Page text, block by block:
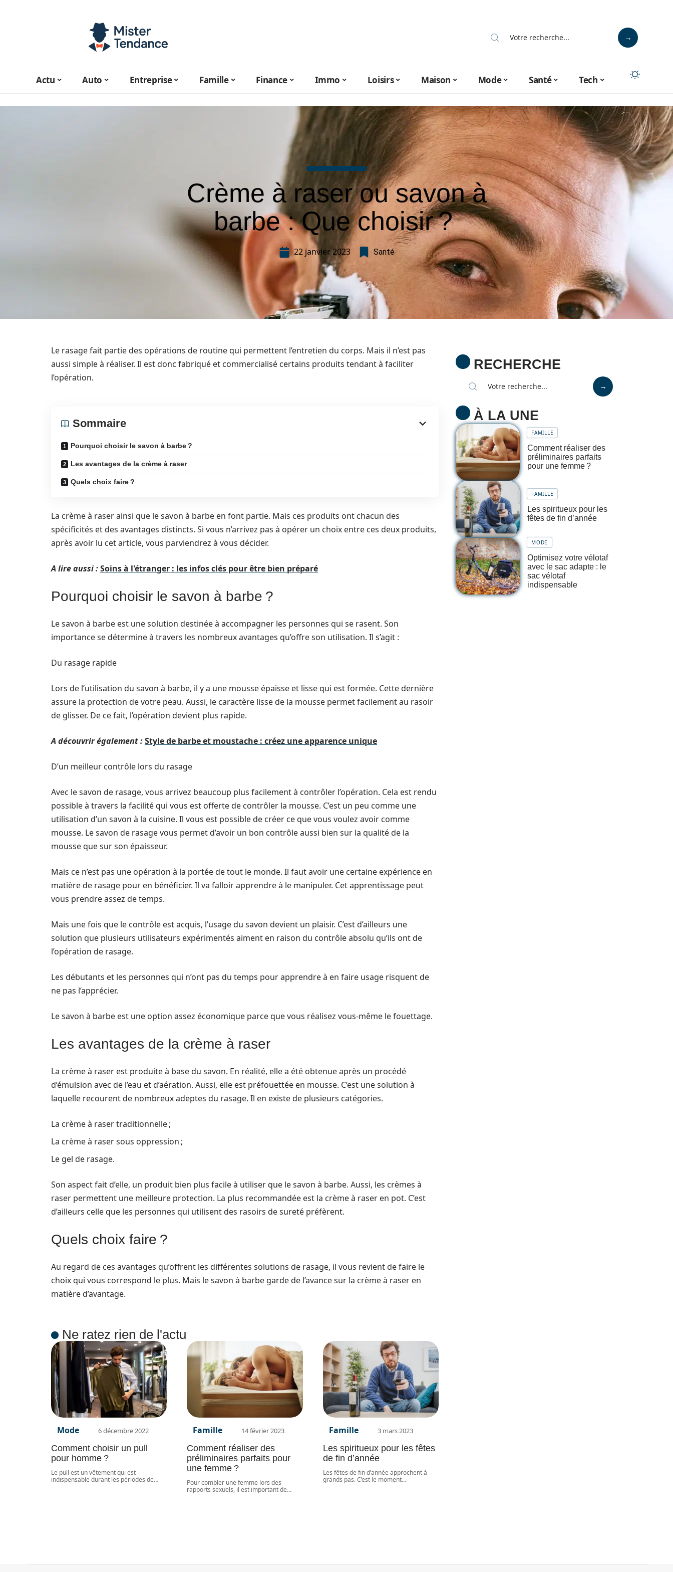
Actu Auto Entreprise Famille Finance Immo Loisirs Maison Mode Santé Tech
Crème à raser ou savon à
barbe : Que choisir ?
22 janvier 2023 Santé
Le rasage fait partie des opérations de routine qui permettent l’entretien du corps. Mais il n’est pas
aussi simple à réaliser. Il est donc fabriqué et commercialisé certains produits tendant à faciliter
l’opération.
Sommaire
Pourquoi choisir le savon à barbe ?
Les avantages de la crème à raser
Quels choix faire ?
La crème à raser ainsi que le savon à barbe en font partie. Mais ces produits ont chacun des
spécificités et des avantages distincts. Si vous n’arrivez pas à opérer un choix entre ces deux produits,
après avoir lu cet article, vous parviendrez à vous décider.
A lire aussi :Soins à l'étranger : les infos clés pour être bien préparé
Pourquoi choisir le savon à barbe ?
Le savon à barbe est une solution destinée à accompagner les personnes qui se rasent. Son
importance se détermine à travers les nombreux avantages qu’offre son utilisation. Il s’agit :
Du rasage rapide
Lors de l’utilisation du savon à barbe, il y a une mousse épaisse et lisse qui est formée. Cette dernière
assure la protection de votre peau. Aussi, le caractère lisse de la mousse permet facilement au rasoir
de glisser. De ce fait, l’opération devient plus rapide.
A découvrir également :Style de barbe et moustache : créez une apparence unique
D’un meilleur contrôle lors du rasage
Avec le savon de rasage, vous arrivez beaucoup plus facilement à contrôler l’opération. Cela est rendu
possible à travers la facilité qui vous est offerte de contrôler la mousse. C’est un peu comme une
utilisation d’un savon à la cuisine. Il vous est possible de créer ce que vous voulez avoir comme
mousse. Le savon de rasage vous permet d’avoir un bon contrôle aussi bien sur la qualité de la
mousse que sur son épaisseur.
Mais ce n’est pas une opération à la portée de tout le monde. Il faut avoir une certaine expérience en
matière de rasage pour en bénéficier. Il va falloir apprendre à le manipuler. Cet apprentissage peut
vous prendre assez de temps.
Mais une fois que le contrôle est acquis, l’usage du savon devient un plaisir. C’est d’ailleurs une
solution que plusieurs utilisateurs expérimentés aiment en raison du contrôle absolu qu’ils ont de
l’opération de rasage.
Les débutants et les personnes qui n’ont pas du temps pour apprendre à en faire usage risquent de
ne pas l’apprécier.
Le savon à barbe est une option assez économique parce que vous réalisez vous-même le fouettage.
Les avantages de la crème à raser
La crème à raser est produite à base du savon. En réalité, elle a été obtenue après un procédé
d’émulsion avec de l’eau et d’aération. Aussi, elle est préfouettée en mousse. C’est une solution à
laquelle recourent de nombreux adeptes du rasage. Il en existe de plusieurs catégories.
La crème à raser traditionnelle ;
La crème à raser sous oppression ;
Le gel de rasage.
Son aspect fait d’elle, un produit bien plus facile à utiliser que le savon à barbe. Aussi, les crèmes à
raser permettent une meilleure protection. La plus recommandée est la crème à raser en pot. C’est
d’ailleurs celle que les personnes qui utilisent des rasoirs de sureté préfèrent.
Quels choix faire ?
Au regard de ces avantages qu’offrent les différentes solutions de rasage, il vous revient de faire le
choix qui vous correspond le plus. Mais le savon à barbe garde de l’avance sur la crème à raser en
matière d’avantage.
Ne ratez rien de l'actu
Mode 6 décembre 2022
Comment choisir un pull
pour homme ?
Le pull est un vêtement qui est
indispensable durant les périodes de…
Famille 14 février 2023
Comment réaliser des
préliminaires parfaits pour
une femme ?
Pour combler une femme lors des
rapports sexuels, il est important de…
Famille 3 mars 2023
Les spiritueux pour les fêtes
de fin d’année
Les fêtes de fin d’année approchent à
grands pas. C’est le moment…
RECHERCHE
À LA UNE
FAMILLE
Comment réaliser des
préliminaires parfaits
pour une femme ?
FAMILLE
Les spiritueux pour les
fêtes de fin d’année
MODE
Optimisez votre vélotaf
avec le sac adapte : le
sac vélotaf
indispensable